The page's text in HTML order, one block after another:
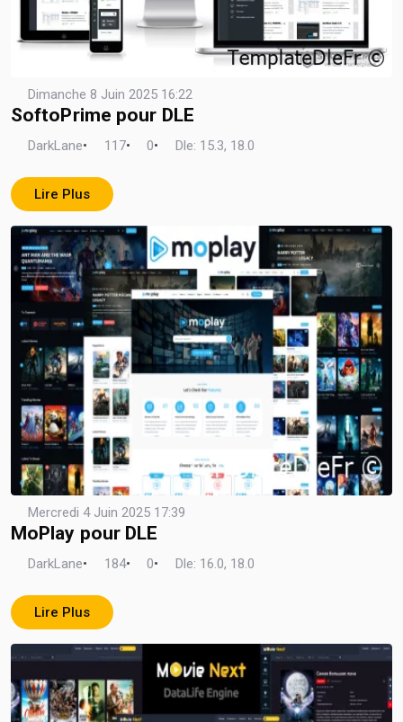
Dimanche 8 Juin 2025 16:22
SoftoPrime pour DLE
DarkLane• 117• 0• Dle: 15.3, 18.0
Lire Plus
Mercredi 4 Juin 2025 17:39
MoPlay pour DLE
DarkLane• 184• 0• Dle: 16.0, 18.0
Lire Plus